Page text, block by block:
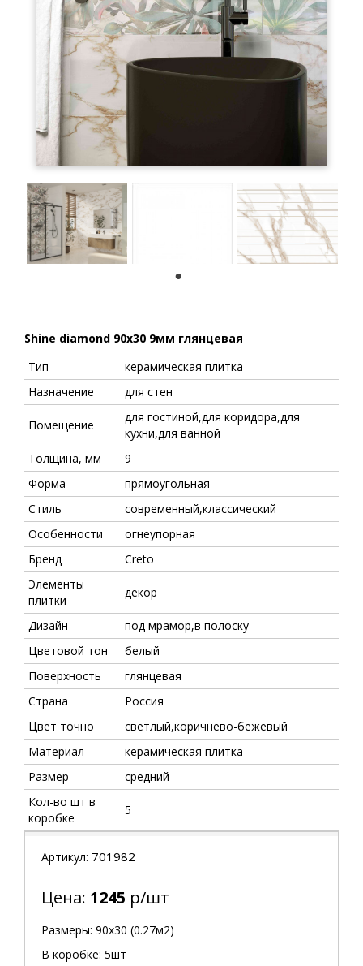
Shine diamond 90x30 9мм глянцевая
Тип
керамическая плитка
Назначение
для стен
Помещение
для гостиной,для коридора,для
кухни,для ванной
Толщина, мм
9
Форма
прямоугольная
Стиль
современный,классический
Особенности
огнеупорная
Бренд
Creto
Элементы
плитки
декор
Дизайн
под мрамор,в полоску
Цветовой тон
белый
Поверхность
глянцевая
Страна
Россия
Цвет точно
светлый,коричнево-бежевый
Материал
керамическая плитка
Размер
средний
Кол-во шт в
коробке
5
Артикул: 701982
Цена: 1245 р/шт
Размеры: 90х30 (0.27м2)
В коробке: 5шт